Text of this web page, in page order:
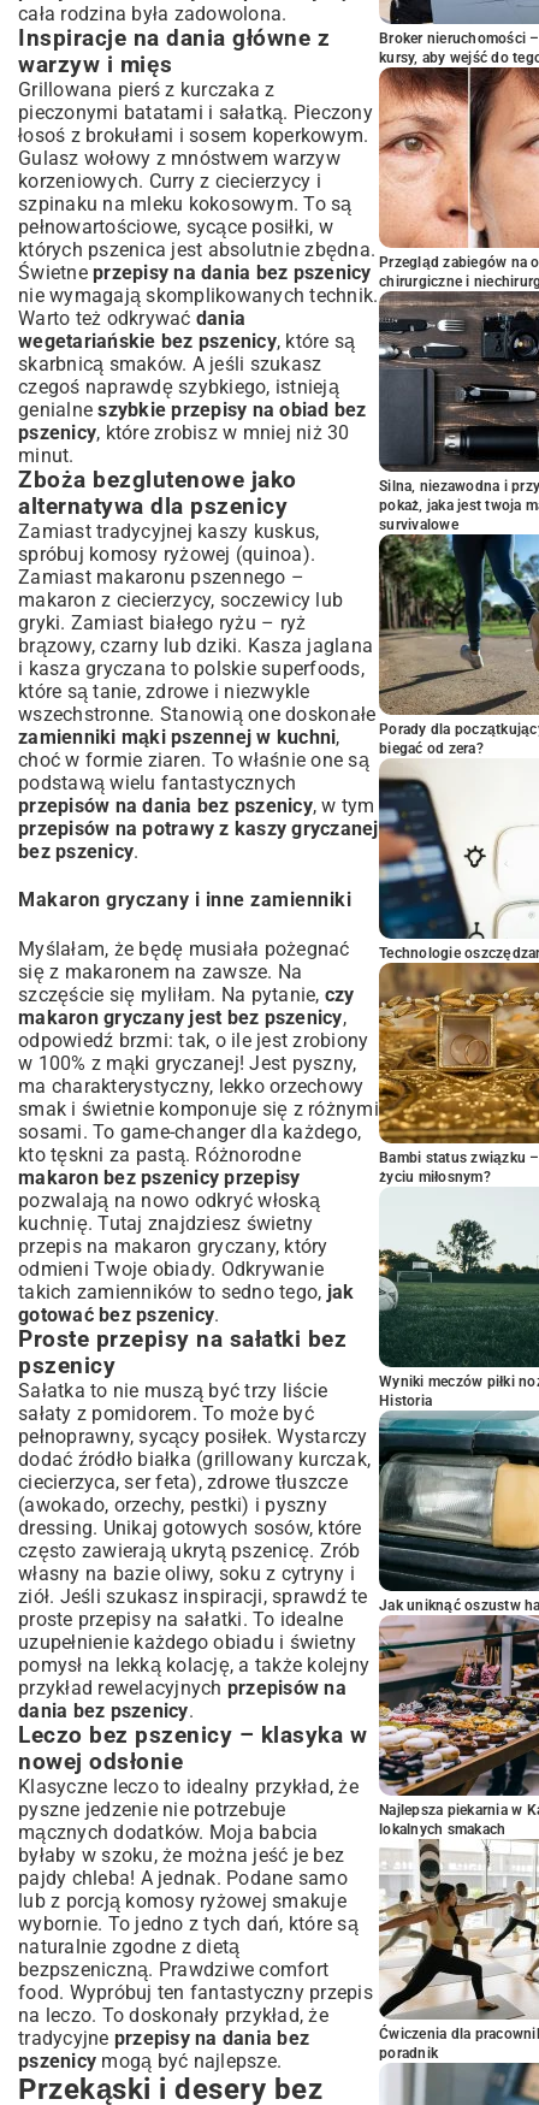
cała rodzina była zadowolona.
Inspiracje na dania główne z
warzyw i mięs
Grillowana pierś z kurczaka z
pieczonymi batatami i sałatką. Pieczony
łosoś z brokułami i sosem koperkowym.
Gulasz wołowy z mnóstwem warzyw
korzeniowych. Curry z ciecierzycy i
szpinaku na mleku kokosowym. To są
pełnowartościowe, sycące posiłki, w
których pszenica jest absolutnie zbędna.
Świetne przepisy na dania bez pszenicy
nie wymagają skomplikowanych technik.
Warto też odkrywać dania
wegetariańskie bez pszenicy, które są
skarbnicą smaków. A jeśli szukasz
czegoś naprawdę szybkiego, istnieją
genialneszybkie przepisy na obiad bez
pszenicy, które zrobisz w mniej niż 30
minut.
Zboża bezglutenowe jako
alternatywa dla pszenicy
Zamiast tradycyjnej kaszy kuskus,
spróbuj komosy ryżowej (quinoa).
Zamiast makaronu pszennego –
makaron z ciecierzycy, soczewicy lub
gryki. Zamiast białego ryżu – ryż
brązowy, czarny lub dziki. Kasza jaglana
i kasza gryczana to polskie superfoods,
które są tanie, zdrowe i niezwykle
wszechstronne. Stanowią one doskonałe
zamienniki mąki pszennej w kuchni,
choć w formie ziaren. To właśnie one są
podstawą wielu fantastycznych
przepisów na dania bez pszenicy, w tym
przepisów na potrawy z kaszy gryczanej
bez pszenicy.
Makaron gryczany i inne zamienniki
Myślałam, że będę musiała pożegnać
się z makaronem na zawsze. Na
szczęście się myliłam. Na pytanie, czy
makaron gryczany jest bez pszenicy,
odpowiedź brzmi: tak, o ile jest zrobiony
w 100% z mąki gryczanej! Jest pyszny,
ma charakterystyczny, lekko orzechowy
smak i świetnie komponuje się z różnymi
sosami. To game-changer dla każdego,
kto tęskni za pastą. Różnorodne
makaron bez pszenicy przepisy
pozwalają na nowo odkryć włoską
kuchnię. Tutaj znajdziesz świetny
przepis na makaron gryczany, który
odmieni Twoje obiady. Odkrywanie
takich zamienników to sedno tego, jak
gotować bez pszenicy.
Proste przepisy na sałatki bez
pszenicy
Sałatka to nie muszą być trzy liście
sałaty z pomidorem. To może być
pełnoprawny, sycący posiłek. Wystarczy
dodać źródło białka (grillowany kurczak,
ciecierzyca, ser feta), zdrowe tłuszcze
(awokado, orzechy, pestki) i pyszny
dressing. Unikaj gotowych sosów, które
często zawierają ukrytą pszenicę. Zrób
własny na bazie oliwy, soku z cytryny i
ziół. Jeśli szukasz inspiracji, sprawdź te
proste przepisy na sałatki. To idealne
uzupełnienie każdego obiadu i świetny
pomysł na lekką kolację, a także kolejny
przykład rewelacyjnych przepisów na
dania bez pszenicy.
Leczo bez pszenicy – klasyka w
nowej odsłonie
Klasyczne leczo to idealny przykład, że
pyszne jedzenie nie potrzebuje
mącznych dodatków. Moja babcia
byłaby w szoku, że można jeść je bez
pajdy chleba! A jednak. Podane samo
lub z porcją komosy ryżowej smakuje
wybornie. To jedno z tych dań, które są
naturalnie zgodne z dietą
bezpszeniczną. Prawdziwe comfort
food. Wypróbuj ten fantastyczny przepis
na leczo. To doskonały przykład, że
tradycyjne przepisy na dania bez
pszenicy mogą być najlepsze.
Przekąski i desery bez
Broker nieruchomości
kursy, aby wejść do
Przegląd zabiegów na
chirurgiczne i
Silna, niezawodna i
pokaż, jaka jest twoja
survivalowe
Porady dla
biegać od zera?
Technologie
Bambi status związku
życiu miłosnym?
Wyniki meczów piłki
Historia
Jak uniknąć oszustw
Najlepsza piekarnia w
lokalnych smakach
Ćwiczenia dla
poradnik